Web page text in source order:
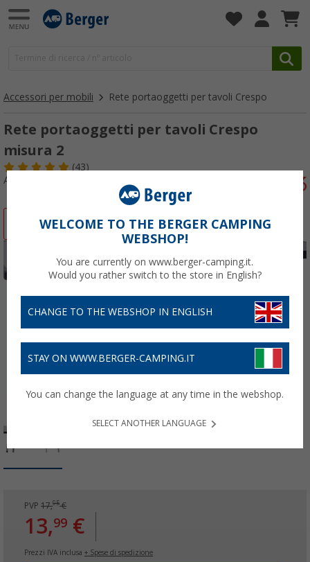
Accessori per mobili Rete portaoggetti per tavoli Crespo
Rete portaoggetti per tavoli Crespo
misura 2
(43)
Articolo n: 714200
-22%
PVP 17,95€
13,99 €
Prezzi IVA inclusa + Spese di spedizione
WELCOME TO THE BERGER CAMPING
WEBSHOP!
You are currently on www.berger-camping.it.
Would you rather switch to the store in English?
CHANGE TO THE WEBSHOP IN ENGLISH
STAY ON WWW.BERGER-CAMPING.IT
You can change the language at any time in the webshop.
SELECT ANOTHER LANGUAGE